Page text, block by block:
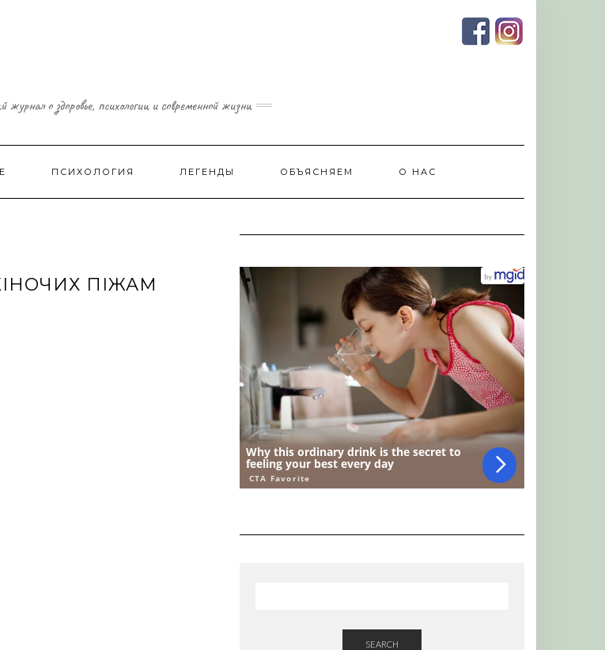
о здоровье, психологии и современной жизни
ПСИХОЛОГИЯ ЛЕГЕНДЫ ОБЪЯСНЯЕМ О НАС
ПІЖАМ
SEARCH